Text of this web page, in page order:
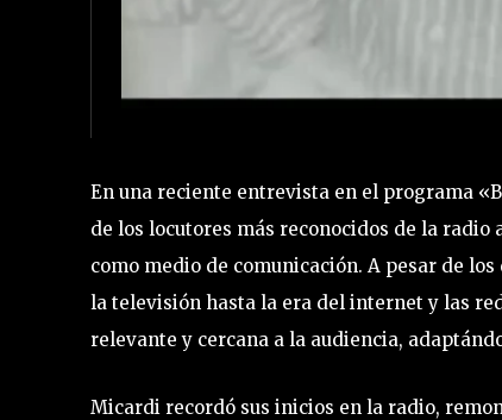
En una reciente entrevista en el programa
de los locutores más reconocidos de la
como medio de comunicación. A pesar de
la televisión hasta la era del internet y las
relevante y cercana a la audiencia,
Micardi recordó sus inicios en la radio,